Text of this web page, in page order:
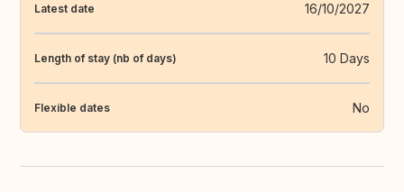
Latest date 16/10/2027
Length of stay (nb of days) 10 Days
Flexible dates No